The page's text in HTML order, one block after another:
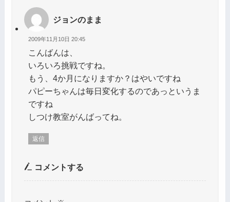
ジョンのまま
2009年11月10日 20:45
こんばんは、
いろいろ挑戦ですね。
もう、4か月になりますか？はやいですね
パピーちゃんは毎日変化するのであっというま
ですね
しつけ教室がんばってね。
返信
コメントする